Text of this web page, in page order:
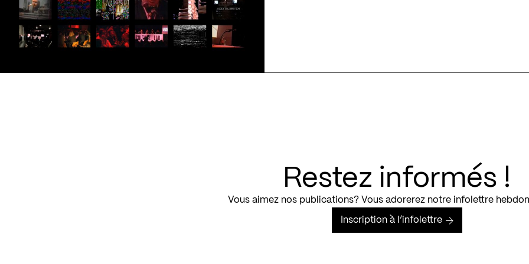
Restez informés !
Vous aimez nos publications? Vous adorerez notre infolettre
Inscription à l’infolettre